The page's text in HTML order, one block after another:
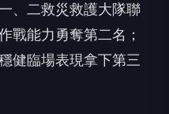
、二救災救護大隊聯
戰能力勇奪第二名；
健臨場表現拿下第三